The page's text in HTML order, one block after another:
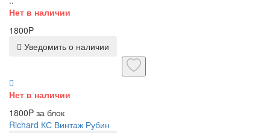
Нет в наличии
1800P
Уведомить о наличии
Нет в наличии
1800P за блок
Richard КС Винтаж Рубин